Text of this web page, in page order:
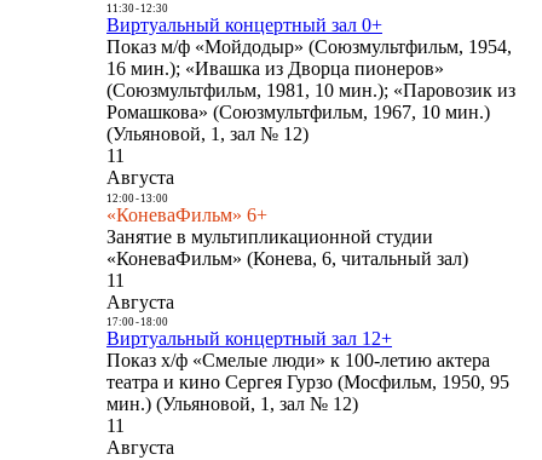
11:30- 12:30
Виртуальный концертный зал 0+
Показ м/ф «Мойдодыр» (Союзмультфильм, 1954,
16 мин.); «Ивашка из Дворца пионеров»
(Союзмультфильм, 1981, 10 мин.); «Паровозик из
Ромашкова» (Союзмультфильм, 1967, 10 мин.)
(Ульяновой, 1, зал № 12)
11
Августа
12:00- 13:00
«КоневаФильм» 6+
Занятие в мультипликационной студии
«КоневаФильм» (Конева, 6, читальный зал)
11
Августа
17:00- 18:00
Виртуальный концертный зал 12+
Показ х/ф «Смелые люди» к 100-летию актера
театра и кино Сергея Гурзо (Мосфильм, 1950, 95
мин.) (Ульяновой, 1, зал № 12)
11
Августа